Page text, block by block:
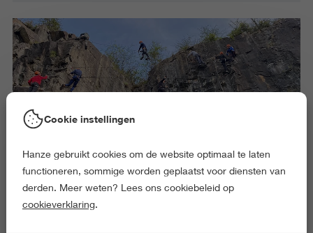
Cookie instellingen
Hanze gebruikt cookies om de website optimaal te laten
functioneren, sommige worden geplaatst voor diensten van
derden. Meer weten? Lees ons cookiebeleid op
cookieverklaring.